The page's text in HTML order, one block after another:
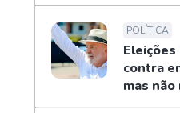
POLÍTICA
Eleições
contra
mas